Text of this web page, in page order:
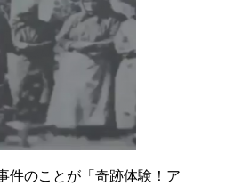
件のことが「奇跡体験！ア